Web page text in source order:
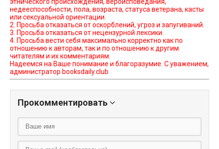
недееспособности, пола, возраста, статуса ветерана, касты
или сексуальной ориентации.
2. Просьба отказаться от оскорблений, угроз и запугиваний.
3. Просьба отказаться от нецензурной лексики.
4. Просьба вести себя максимально корректно как по
отношению к авторам, так и по отношению к другим
читателям и их комментариям.
Надеемся на Ваше понимание и благоразумие. С уважением,
администратор booksdaily.club
Прокомментировать